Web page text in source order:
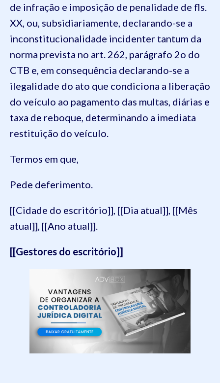
de infração e imposição de penalidade de fls.
XX, ou, subsidiariamente, declarando-se a
inconstitucionalidade incidenter tantum da
norma prevista no art. 262, parágrafo 2o do
CTB e, em consequência declarando-se a
ilegalidade do ato que condiciona a liberação
do veículo ao pagamento das multas, diárias e
taxa de reboque, determinando a imediata
restituição do veículo.
Termos em que,
Pede deferimento.
[[Cidade do escritório]], [[Dia atual]], [[Mês
atual]], [[Ano atual]].
[[Gestores do escritório]]